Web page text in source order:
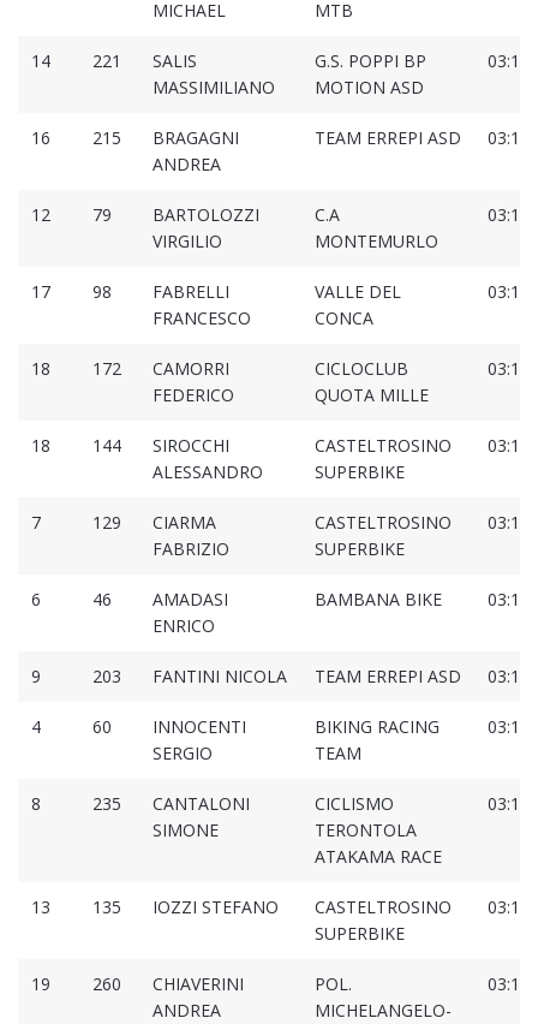
MICHAEL MTB
14 221
SALIS
MASSIMILIANO
G.S. POPPI BP
MOTION ASD
16 215
BRAGAGNI
ANDREA
TEAM ERREPI ASD
12 79
BARTOLOZZI
VIRGILIO
C.A
MONTEMURLO
17 98
FABRELLI
FRANCESCO
VALLE DEL
CONCA
18 172
CAMORRI
FEDERICO
CICLOCLUB
QUOTA MILLE
18 144
SIROCCHI
ALESSANDRO
CASTELTROSINO
SUPERBIKE
7 129
CIARMA
FABRIZIO
CASTELTROSINO
SUPERBIKE
6 46
AMADASI
ENRICO
BAMBANA BIKE
9 203 FANTINI NICOLA TEAM ERREPI ASD
4 60
INNOCENTI
SERGIO
BIKING RACING
TEAM
8 235
CANTALONI
SIMONE
CICLISMO
TERONTOLA
ATAKAMA RACE
13 135 IOZZI STEFANO
CASTELTROSINO
SUPERBIKE
19 260
CHIAVERINI
ANDREA
POL.
MICHELANGELO-